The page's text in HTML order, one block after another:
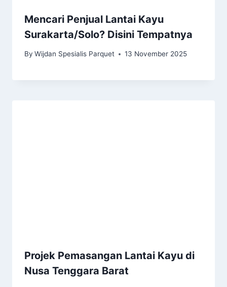
Mencari Penjual Lantai Kayu
Surakarta/Solo? Disini Tempatnya
By Wijdan Spesialis Parquet 13 November 2025
Projek Pemasangan Lantai Kayu di
Nusa Tenggara Barat